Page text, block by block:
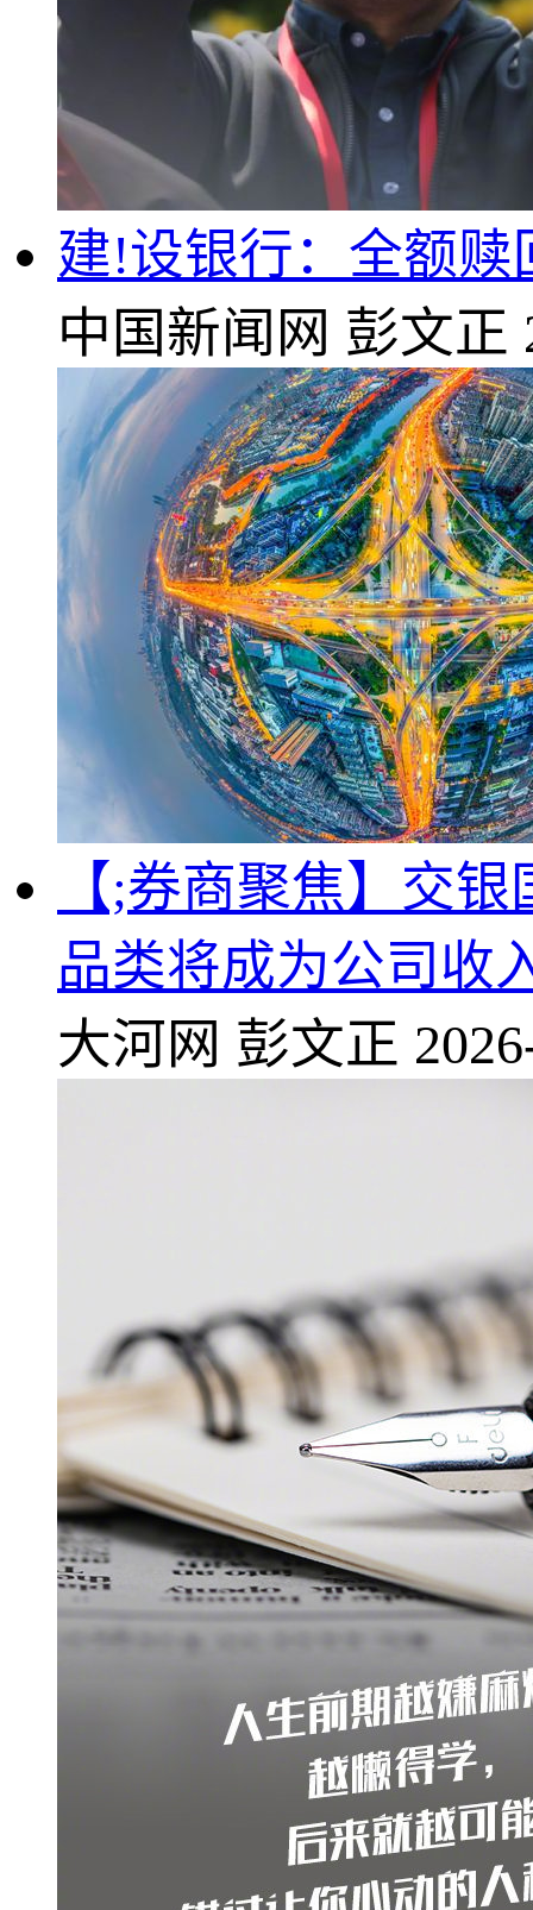
建!设银行：全额赎
中国新闻网 彭文正
【;券商聚焦】交
品类将成为公司收
大河网 彭文正